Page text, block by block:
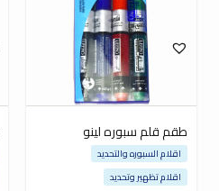
طقم قلم سبوره لينو
اقلام السبوره والتحديد
اقلام تظهير وتحديد